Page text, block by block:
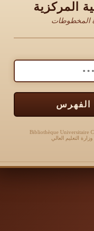
المركزية
المخطوطات
الفهرس